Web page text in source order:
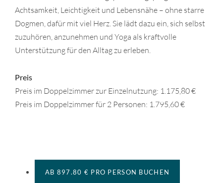
Achtsamkeit, Leichtigkeit und Lebensnähe – ohne starre
Dogmen, dafür mit viel Herz. Sie lädt dazu ein, sich selbst
zuzuhören, anzunehmen und Yoga als kraftvolle
Unterstützung für den Alltag zu erleben.
Preis
Preis im Doppelzimmer zur Einzelnutzung: 1.175,80 €
Preis im Doppelzimmer für 2 Personen: 1.795,60 €
AB 897.80 € PRO PERSON BUCHEN